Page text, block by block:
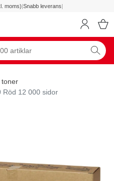
moms)|Snabb leverans|
toner
Röd 12 000 sidor